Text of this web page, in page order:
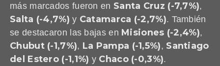
más marcados fueron en Santa Cruz (-7,7%),
Salta (-4,7%) y Catamarca (-2,7%). También
se destacaron las bajas en Misiones (-2,4%),
Chubut (-1,7%), La Pampa (-1,5%), Santiago
del Estero (-1,1%) y Chaco (-0,3%).